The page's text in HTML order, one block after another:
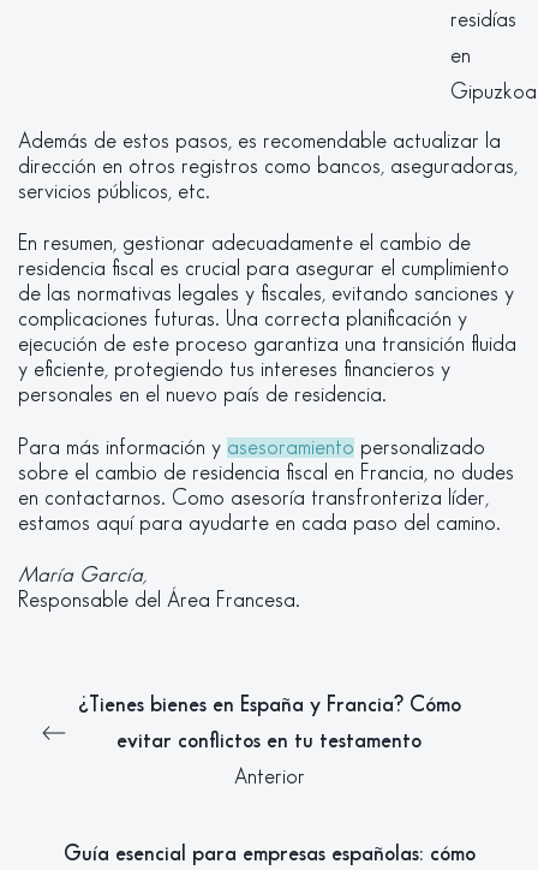
residías
en
Además de estos pasos, es recomendable actualizar la
dirección en otros registros como bancos, aseguradoras,
servicios públicos, etc.
En resumen, gestionar adecuadamente el cambio de
residencia fiscal es crucial para asegurar el cumplimiento
de las normativas legales y fiscales, evitando sanciones y
complicaciones futuras. Una correcta planificación y
ejecución de este proceso garantiza una transición fluida
y eficiente, protegiendo tus intereses financieros y
personales en el nuevo país de residencia.
Para más información y asesoramiento personalizado
sobre el cambio de residencia fiscal en Francia, no dudes
en contactarnos. Como asesoría transfronteriza líder,
estamos aquí para ayudarte en cada paso del camino.
María García,
Responsable del Área Francesa.
¿Tienes bienes en España y Francia? Cómo
evitar conflictos en tu testamento
Anterior
Guía esencial para empresas españolas: cómo